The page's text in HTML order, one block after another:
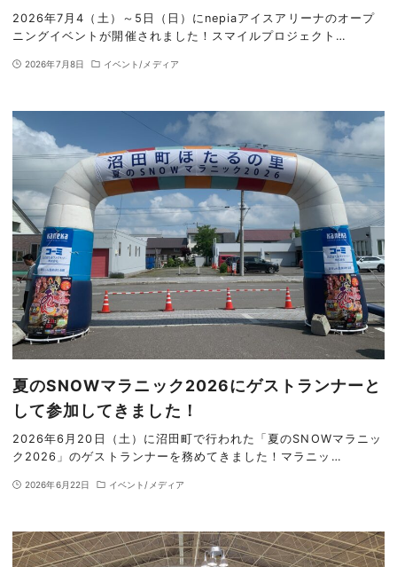
2026年7月4（土）～5日（日）にnepiaアイスアリーナのオープ
ニングイベントが開催されました！スマイルプロジェクト…
2026年7月8日 イベント/メディア
夏のSNOWマラニック2026にゲストランナーと
して参加してきました！
2026年6月20日（土）に沼田町で行われた「夏のSNOWマラニッ
ク2026」のゲストランナーを務めてきました！マラニッ…
2026年6月22日 イベント/メディア